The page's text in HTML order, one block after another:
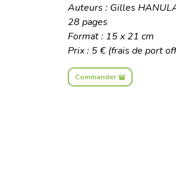
Auteurs : Gilles
28 pages
Format : 15 x 21 cm
Prix : 5 € (frais de port
Commander